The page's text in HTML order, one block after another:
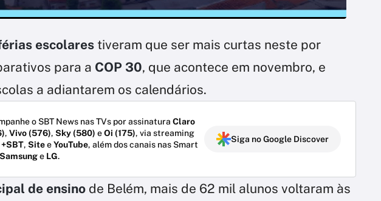
escolares tiveram que ser mais curtas neste por
para a COP 30, que acontece em novembro, e
a adiantarem os calendários.
o SBT News nas TVs por assinatura Claro
, Vivo (576), Sky (580) eOi (175), via streaming
+SBT, SiteeYouTube, além dos canais nas Smart
Samsunge LG.
Siga no Google Discover
de ensino de Belém, mais de 62 mil alunos voltaram às